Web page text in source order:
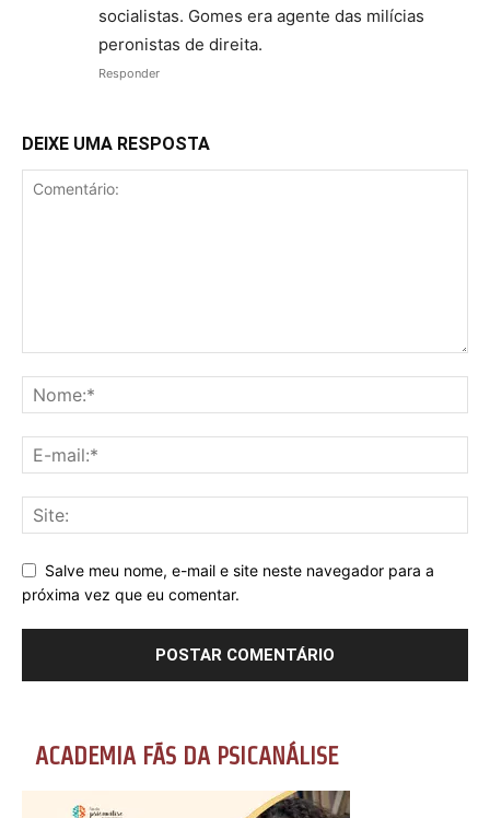
socialistas. Gomes era agente das milícias
peronistas de direita.
Responder
DEIXE UMA RESPOSTA
Salve meu nome, e-mail e site neste navegador para a
próxima vez que eu comentar.
ACADEMIA FÃS DA PSICANÁLISE